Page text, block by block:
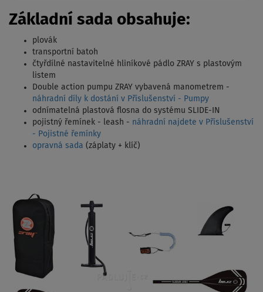
Základní sada obsahuje:
plovák
transportní batoh
čtyřdílné nastavitelné hliníkové pádlo ZRAY s plastovým
listem
Double action pumpu ZRAY vybavená manometrem -
náhradní díly k dostání v Příslušenství - Pumpy
odnímatelná plastová flosna do systému SLIDE-IN
pojistný řemínek - leash - náhradní najdete v Příslušenství
- Pojistné řemínky
opravná sada (záplaty + klíč)